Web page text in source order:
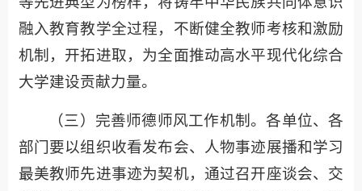
融入教育教学全过程，不断健全教师考核和激励
机制，开拓进取，为全面推动高水平现代化综合
大学建设贡献力量。
（三）完善师德师风工作机制。各单位、各
部门要以组织收看发布会、人物事迹展播和学习
最美教师先进事迹为契机，通过召开座谈会、交